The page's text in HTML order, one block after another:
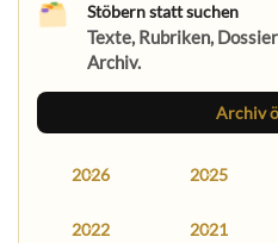
Stöbern statt suchen
Texte, Rubriken,
Archiv.
Archiv
2026 2025
2022 2021